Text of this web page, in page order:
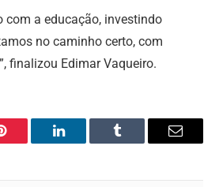
com a educação, investindo
no caminho certo, com
finalizou Edimar Vaqueiro.
LinkedIn Tumblr Email